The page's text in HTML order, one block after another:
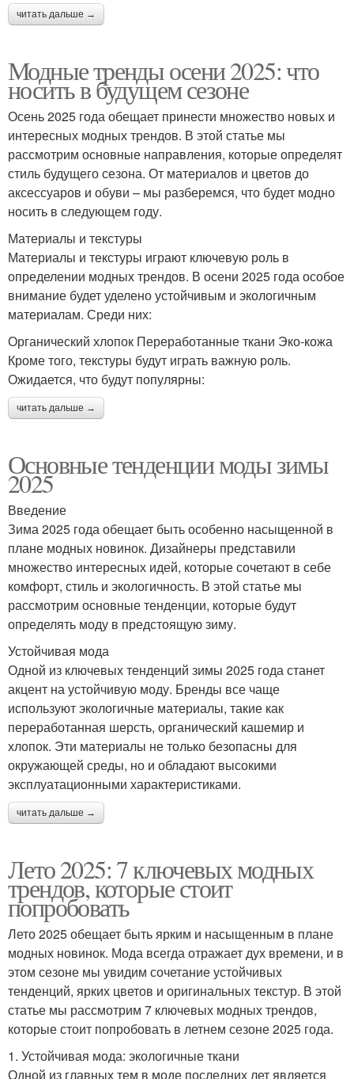
читать дальше →
Модные тренды осени 2025: что
носить в будущем сезоне
Осень 2025 года обещает принести множество новых и
интересных модных трендов. В этой статье мы
рассмотрим основные направления, которые определят
стиль будущего сезона. От материалов и цветов до
аксессуаров и обуви – мы разберемся, что будет модно
носить в следующем году.
Материалы и текстуры
Материалы и текстуры играют ключевую роль в
определении модных трендов. В осени 2025 года особое
внимание будет уделено устойчивым и экологичным
материалам. Среди них:
Органический хлопок Переработанные ткани Эко-кожа
Кроме того, текстуры будут играть важную роль.
Ожидается, что будут популярны:
читать дальше →
Основные тенденции моды зимы
2025
Введение
Зима 2025 года обещает быть особенно насыщенной в
плане модных новинок. Дизайнеры представили
множество интересных идей, которые сочетают в себе
комфорт, стиль и экологичность. В этой статье мы
рассмотрим основные тенденции, которые будут
определять моду в предстоящую зиму.
Устойчивая мода
Одной из ключевых тенденций зимы 2025 года станет
акцент на устойчивую моду. Бренды все чаще
используют экологичные материалы, такие как
переработанная шерсть, органический кашемир и
хлопок. Эти материалы не только безопасны для
окружающей среды, но и обладают высокими
эксплуатационными характеристиками.
читать дальше →
Лето 2025: 7 ключевых модных
трендов, которые стоит
попробовать
Лето 2025 обещает быть ярким и насыщенным в плане
модных новинок. Мода всегда отражает дух времени, и в
этом сезоне мы увидим сочетание устойчивых
тенденций, ярких цветов и оригинальных текстур. В этой
статье мы рассмотрим 7 ключевых модных трендов,
которые стоит попробовать в летнем сезоне 2025 года.
1. Устойчивая мода: экологичные ткани
Одной из главных тем в моде последних лет является